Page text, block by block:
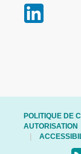
POLITIQUE DE
AUTORISATION